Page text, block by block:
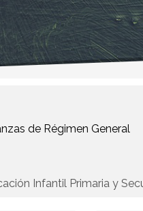
de Régimen General
Infantil Primaria y